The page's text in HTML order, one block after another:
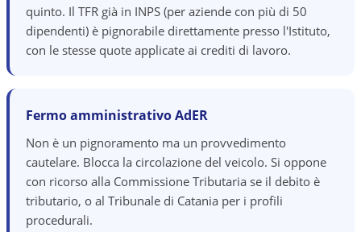
quinto. Il TFR già in INPS (per aziende con più di 50
dipendenti) è pignorabile direttamente presso l'Istituto,
con le stesse quote applicate ai crediti di lavoro.
Fermo amministrativo AdER
Non è un pignoramento ma un provvedimento
cautelare. Blocca la circolazione del veicolo. Si oppone
con ricorso alla Commissione Tributaria se il debito è
tributario, o al Tribunale di Catania per i profili
procedurali.